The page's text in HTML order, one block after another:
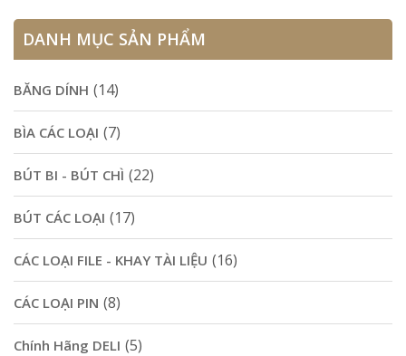
DANH MỤC SẢN PHẨM
BĂNG DÍNH (14)
BÌA CÁC LOẠI (7)
BÚT BI - BÚT CHÌ (22)
BÚT CÁC LOẠI (17)
CÁC LOẠI FILE - KHAY TÀI LIỆU (16)
CÁC LOẠI PIN (8)
Chính Hãng DELI (5)